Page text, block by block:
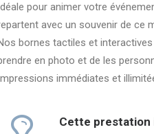
pour animer votre
avec un souvenir de ce
bornes tactiles et
en photo et de les
immédiates et
Cette prestation